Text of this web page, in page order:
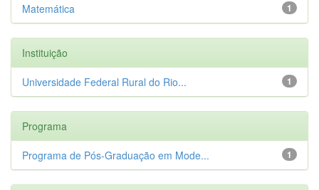
1
Matemática
Instituição
1
Universidade Federal Rural do Rio...
Programa
1
Programa de Pós-Graduação em Mode...